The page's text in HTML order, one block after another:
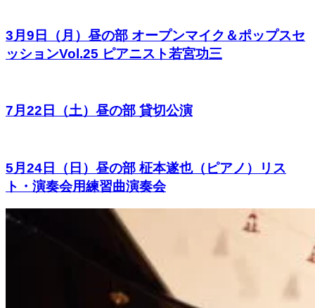
3月9日（月）昼の部 オープンマイク＆ポップスセ
ッションVol.25 ピアニスト若宮功三
7月22日（土）昼の部 貸切公演
5月24日（日）昼の部 柾本遂也（ピアノ）リス
ト・演奏会用練習曲演奏会